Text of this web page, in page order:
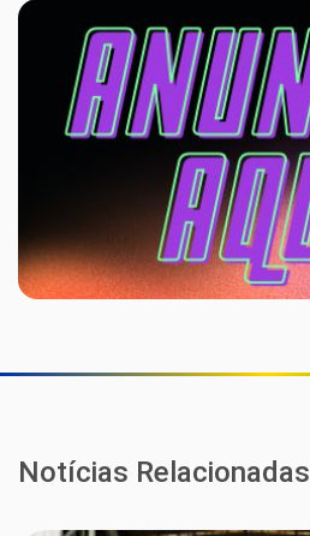
Notícias Relacionadas